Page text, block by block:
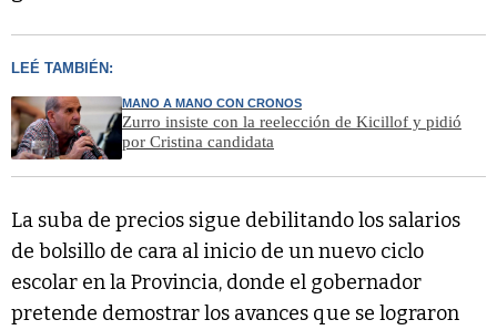
LEÉ TAMBIÉN:
MANO A MANO CON CRONOS
Zurro insiste con la reelección de Kicillof y pidió
por Cristina candidata
La suba de precios sigue debilitando los salarios
de bolsillo de cara al inicio de un nuevo ciclo
escolar en la Provincia, donde el gobernador
pretende demostrar los avances que se lograron